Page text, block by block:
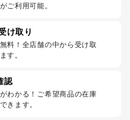
ご利用可能。
け取り
料！全店舗の中から受け取
す。
認
わかる！ご希望商品の在庫
きます。